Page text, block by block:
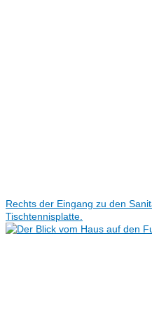
Rechts der Eingang zu den
Tischtennisplatte.